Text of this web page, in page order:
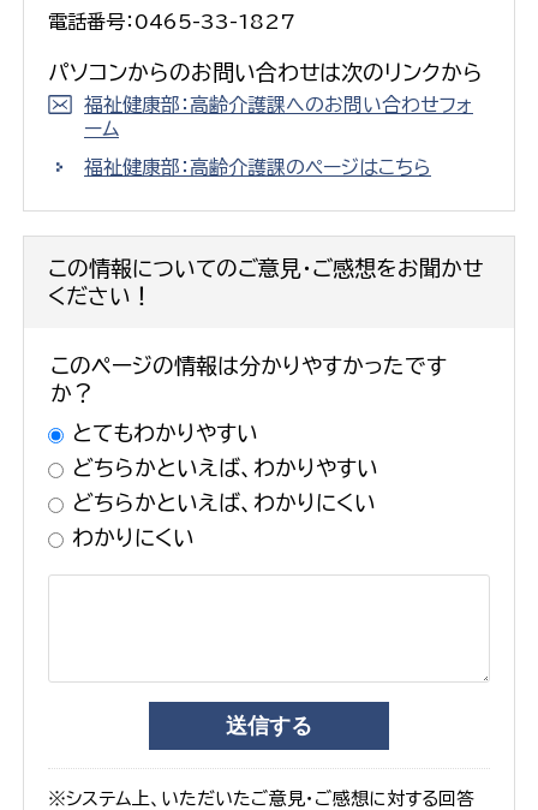
電話番号：0465-33-1827
パソコンからのお問い合わせは次のリンクから
福祉健康部：高齢介護課へのお問い合わせフォ
ーム
福祉健康部：高齢介護課のページはこちら
この情報についてのご意見・ご感想をお聞かせ
ください！
このページの情報は分かりやすかったです
か？
とてもわかりやすい
どちらかといえば、わかりやすい
どちらかといえば、わかりにくい
わかりにくい
※システム上、いただいたご意見・ご感想に対する回答